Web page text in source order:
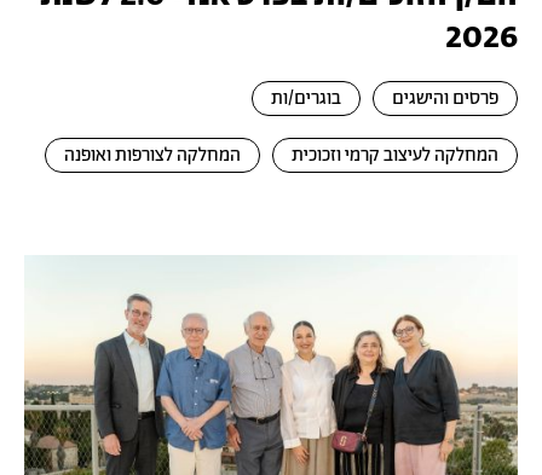
2026
פרסים והישגים בוגרים/ות
המחלקה לעיצוב קרמי וזכוכית המחלקה לצורפות ואופנה